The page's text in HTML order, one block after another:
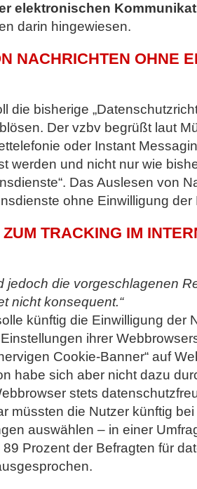
elektronischen
darin hingewiesen.
NACHRICHTEN OHNE
die bisherige
Der vzbv begrüßt laut
oder Instant
werden und nicht nur wie
Das Auslesen von
ohne Einwilligung der
TRACKING IM
jedoch die vorgeschlagenen
nicht konsequent.“
künftig die Einwilligung der
ihrer
Cookie-Banner“ auf
habe sich aber nicht dazu
stets
müssten die Nutzer künftig
auswählen – in einer
Prozent der Befragten für